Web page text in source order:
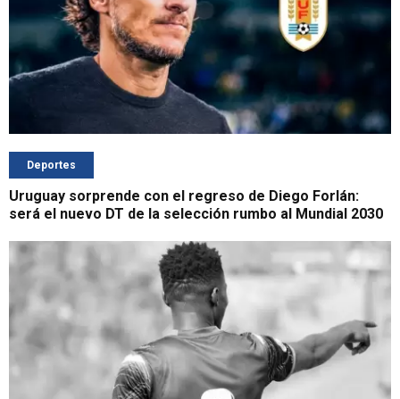
Deportes
Uruguay sorprende con el regreso de Diego Forlán:
será el nuevo DT de la selección rumbo al Mundial 2030